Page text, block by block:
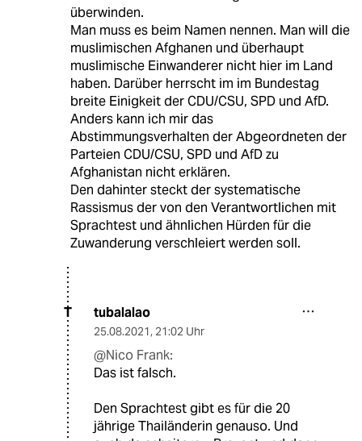
überwinden.
Man muss es beim Namen nennen. Man will die
muslimischen Afghanen und überhaupt
muslimische Einwanderer nicht hier im Land
haben. Darüber herrscht im im Bundestag
breite Einigkeit der CDU/CSU, SPD und AfD.
Anders kann ich mir das
Abstimmungsverhalten der Abgeordneten der
Parteien CDU/CSU, SPD und AfD zu
Afghanistan nicht erklären.
Den dahinter steckt der systematische
Rassismus der von den Verantwortlichen mit
Sprachtest und ähnlichen Hürden für die
Zuwanderung verschleiert werden soll.
T tubalalao
25.08.2021, 21:02 Uhr
@Nico Frank:
Das ist falsch.
Den Sprachtest gibt es für die 20
jährige Thailänderin genauso. Und